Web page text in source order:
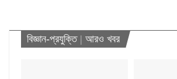
বিজ্ঞান-প্রযুক্তি| আরও খবর